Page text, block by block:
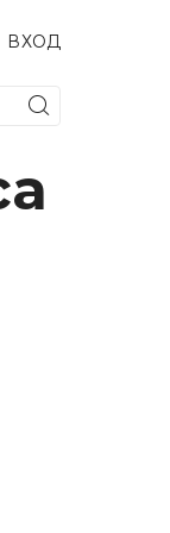
ВХОД